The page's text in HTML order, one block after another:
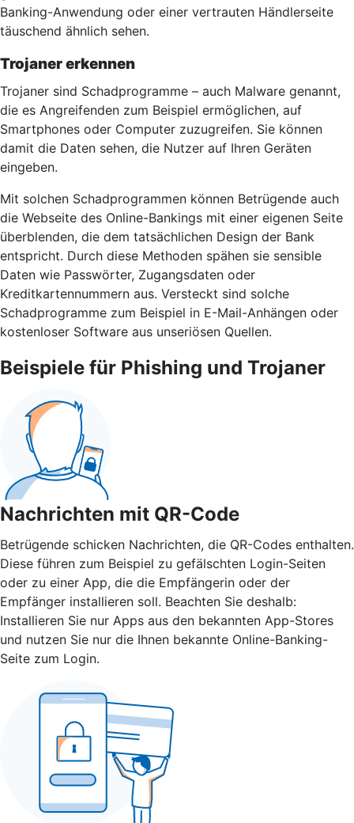
Banking-Anwendung oder einer vertrauten Händlerseite
täuschend ähnlich sehen.
Trojaner erkennen
Trojaner sind Schadprogramme – auch Malware genannt,
die es Angreifenden zum Beispiel ermöglichen, auf
Smartphones oder Computer zuzugreifen. Sie können
damit die Daten sehen, die Nutzer auf Ihren Geräten
eingeben.
Mit solchen Schadprogrammen können Betrügende auch
die Webseite des Online-Bankings mit einer eigenen Seite
überblenden, die dem tatsächlichen Design der Bank
entspricht. Durch diese Methoden spähen sie sensible
Daten wie Passwörter, Zugangsdaten oder
Kreditkartennummern aus. Versteckt sind solche
Schadprogramme zum Beispiel in E-Mail-Anhängen oder
kostenloser Software aus unseriösen Quellen.
Beispiele für Phishing und Trojaner
Nachrichten mit QR-Code
Betrügende schicken Nachrichten, die QR-Codes enthalten.
Diese führen zum Beispiel zu gefälschten Login-Seiten
oder zu einer App, die die Empfängerin oder der
Empfänger installieren soll. Beachten Sie deshalb:
Installieren Sie nur Apps aus den bekannten App-Stores
und nutzen Sie nur die Ihnen bekannte Online-Banking-
Seite zum Login.